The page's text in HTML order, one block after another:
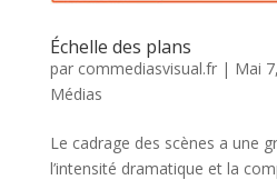
Échelle des plans
par commediasvisual.fr| Mai
Médias
Le cadrage des scènes a une
l’intensité dramatique et la